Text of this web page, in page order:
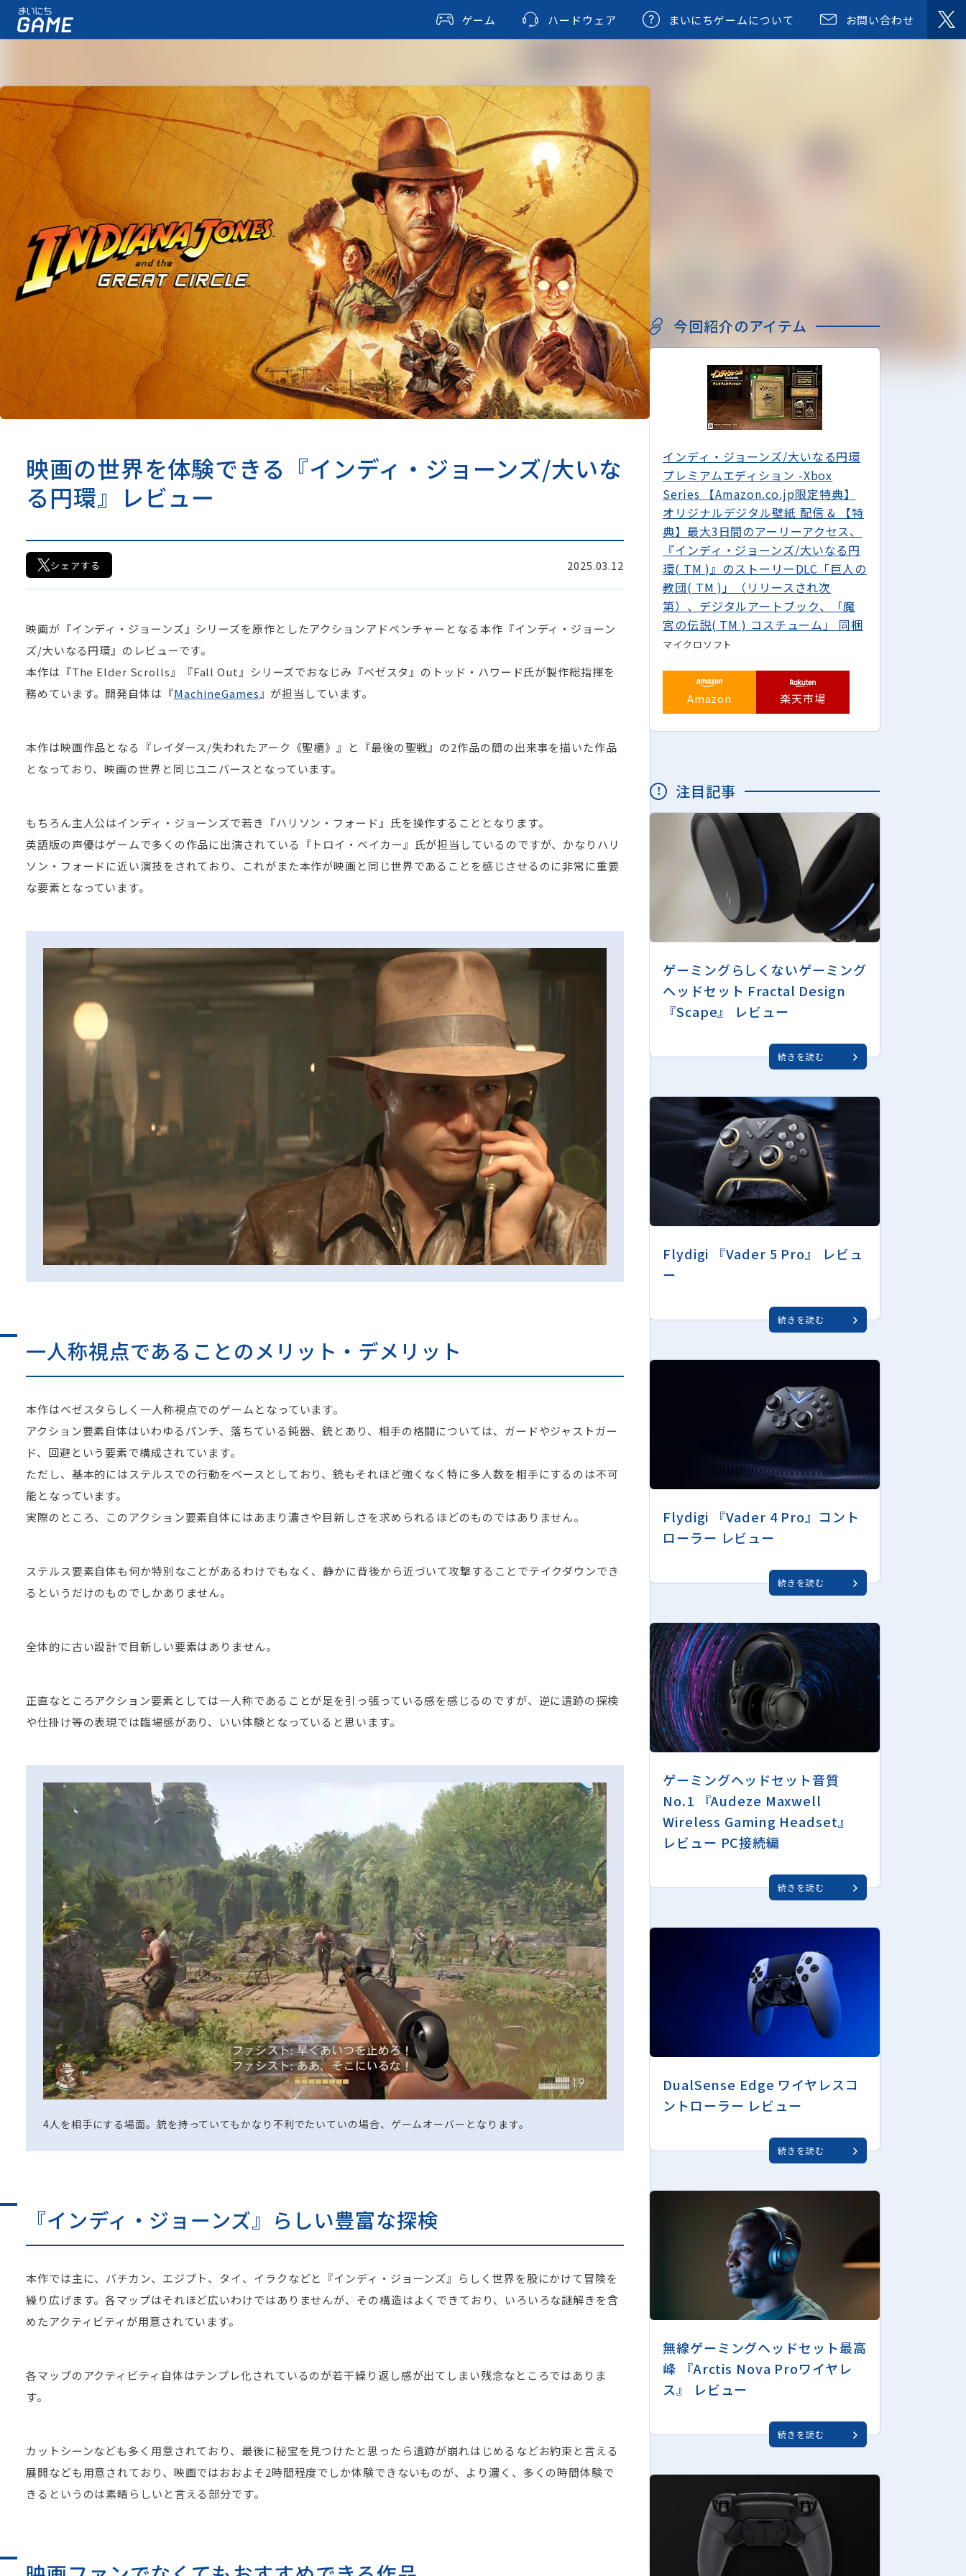
ゲーム ハードウェア まいにちゲームについて お問い合わせ
映画の世界を体験できる『インディ・ジョーンズ/大いな
る円環』レビュー
シェアする 2025.03.12
映画が『インディ・ジョーンズ』シリーズを原作としたアクションアドベンチャーとなる本作『インディ・ジョーン
ズ/大いなる円環』のレビューです。
本作は『The Elder Scrolls』『Fall Out』シリーズでおなじみ『ベゼスタ』のトッド・ハワード氏が製作総指揮を
務めています。開発自体は『MachineGames 』が担当しています。
本作は映画作品となる『レイダース/失われたアーク《聖櫃》』と『最後の聖戦』の2作品の間の出来事を描いた作品
となっており、映画の世界と同じユニバースとなっています。
もちろん主人公はインディ・ジョーンズで若き『ハリソン・フォード』氏を操作することとなります。
英語版の声優はゲームで多くの作品に出演されている『トロイ・ベイカー』氏が担当しているのですが、かなりハリ
ソン・フォードに近い演技をされており、これがまた本作が映画と同じ世界であることを感じさせるのに非常に重要
な要素となっています。
一人称視点であることのメリット・デメリット
本作はベゼスタらしく一人称視点でのゲームとなっています。
アクション要素自体はいわゆるパンチ、落ちている鈍器、銃とあり、相手の格闘については、ガードやジャストガー
ド、回避という要素で構成されています。
ただし、基本的にはステルスでの行動をベースとしており、銃もそれほど強くなく特に多人数を相手にするのは不可
能となっています。
実際のところ、このアクション要素自体にはあまり濃さや目新しさを求められるほどのものではありません。
ステルス要素自体も何か特別なことがあるわけでもなく、静かに背後から近づいて攻撃することでテイクダウンでき
るというだけのものでしかありません。
全体的に古い設計で目新しい要素はありません。
正直なところアクション要素としては一人称であることが足を引っ張っている感を感じるのですが、逆に遺跡の探検
や仕掛け等の表現では臨場感があり、いい体験となっていると思います。
4人を相手にする場面。銃を持っていてもかなり不利でたいていの場合、ゲームオーバーとなります。
『インディ・ジョーンズ』らしい豊富な探検
本作では主に、バチカン、エジプト、タイ、イラクなどと『インディ・ジョーンズ』らしく世界を股にかけて冒険を
繰り広げます。各マップはそれほど広いわけではありませんが、その構造はよくできており、いろいろな謎解きを含
めたアクティビティが用意されています。
各マップのアクティビティ自体はテンプレ化されているのが若干繰り返し感が出てしまい残念なところではありま
す。
カットシーンなども多く用意されており、最後に秘宝を見つけたと思ったら遺跡が崩れはじめるなどお約束と言える
展開なども用意されており、映画ではおおよそ2時間程度でしか体験できないものが、より濃く、多くの時間体験で
きるというのは素晴らしいと言える部分です。
今回紹介のアイテム
インディ・ジョーンズ/大いなる円環
プレミアムエディション -Xbox
Series 【Amazon.co.jp限定特典】
オリジナルデジタル壁紙 配信 & 【特
典】最大3日間のアーリーアクセス、
『インディ・ジョーンズ/大いなる円
環( TM )』のストーリーDLC「巨人の
教団( TM )」（リリースされ次
第）、デジタルアートブック、「魔
宮の伝説( TM ) コスチューム」 同梱
マイクロソフト
Amazon 楽天市場
注目記事
ゲーミングらしくないゲーミング
ヘッドセット Fractal Design
『Scape』 レビュー
続きを読む
Flydigi 『Vader 5 Pro』 レビュ
ー
続きを読む
Flydigi 『Vader 4 Pro』コント
ローラー レビュー
続きを読む
ゲーミングヘッドセット音質
No.1 『Audeze Maxwell
Wireless Gaming Headset』
レビュー PC接続編
続きを読む
DualSense Edge ワイヤレスコ
ントローラー レビュー
続きを読む
無線ゲーミングヘッドセット最高
峰 『Arctis Nova Proワイヤレ
ス』 レビュー
続きを読む